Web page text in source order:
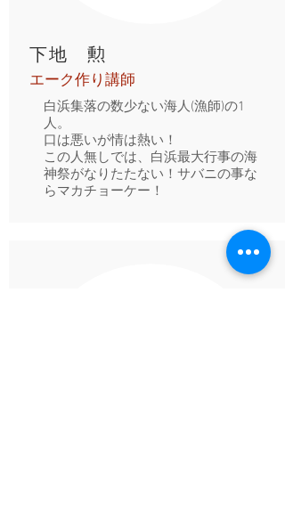
​下地 勲
エーク作り講師
白浜集落の数少ない海人(漁師)の1
人。
口は悪いが情は熱い！
この人無しでは、白浜最大行事の海
神祭がなりたたない！サバニの事な
らマカチョーケー！